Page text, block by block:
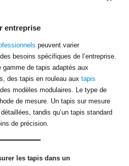
entreprise
peuvent varier
besoins spécifiques de l’entreprise.
gamme de tapis adaptés aux
des tapis en rouleau aux tapis
modèles modulaires. Le type de
de mesure. Un tapis sur mesure
tandis qu’un tapis standard
de précision.
les tapis dans un